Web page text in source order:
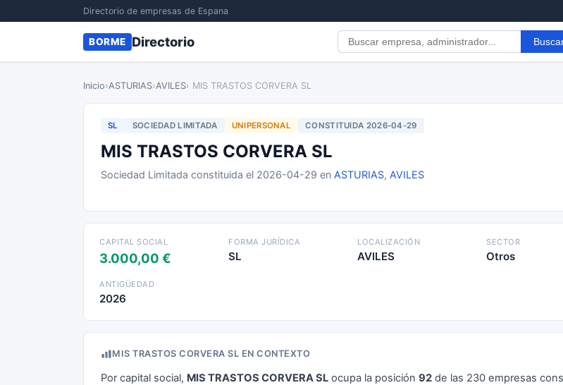
Directorio de empresas de Espana
BORME Directorio
Inicio›ASTURIAS›AVILES› MIS TRASTOS CORVERA SL
SL SOCIEDAD LIMITADA UNIPERSONAL CONSTITUIDA 2026-04-29
MIS TRASTOS CORVERA SL
Sociedad Limitada constituida el 2026-04-29 en ASTURIAS, AVILES
CAPITAL SOCIAL
3.000,00 €
FORMA JURÍDICA
SL
LOCALIZACIÓN
AVILES
SECTOR
Otros
ANTIGÜEDAD
2026
MIS TRASTOS CORVERA SL EN CONTEXTO
Por capital social, MIS TRASTOS CORVERA SL ocupa la posición 92 de las 230 empresas